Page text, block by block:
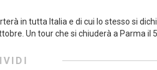
in tutta Italia e di cui lo stesso si
Un tour che si chiuderà a Parma il